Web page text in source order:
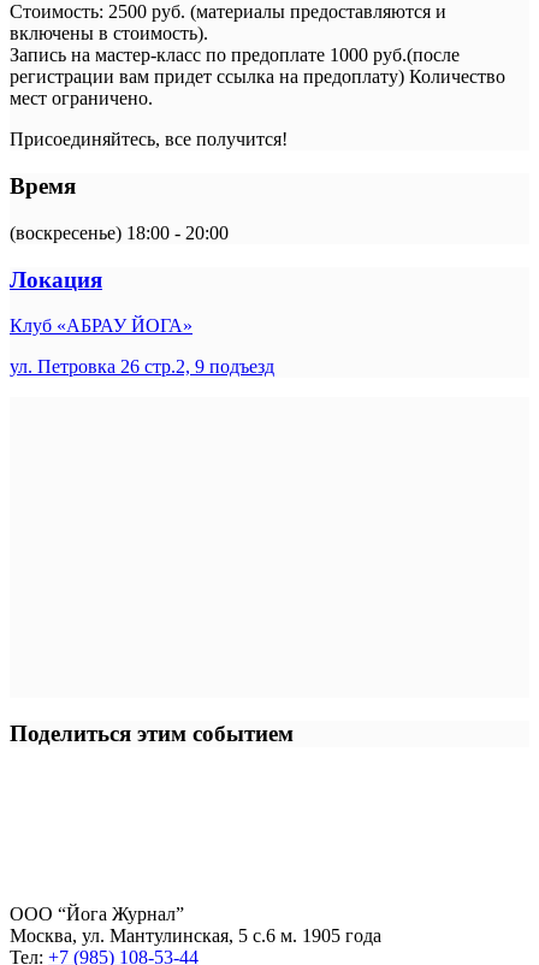
Стоимость: 2500 руб. (материалы предоставляются и
включены в стоимость).
Запись на мастер-класс по предоплате 1000 руб.(после
регистрации вам придет ссылка на предоплату) Количество
мест ограничено.
Присоединяйтесь, все получится!
Время
(воскресенье) 18:00 - 20:00
Локация
Клуб «АБРАУ ЙОГА»
ул. Петровка 26 стр.2, 9 подъезд
Поделиться этим событием
ООО “Йога Журнал”
Москва, ул. Мантулинская, 5 с.6 м. 1905 года
Тел: +7 (985) 108-53-44